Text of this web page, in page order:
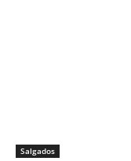
Salgados